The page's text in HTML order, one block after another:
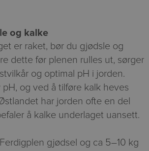
og kalke
er raket, bør du gjødsle og
dette før plenen rulles ut, sørger
og optimal pH i jorden.
pH, og ved å tilføre kalk heves
har jorden ofte en del
å kalke underlaget uansett.
gjødsel og ca 5–10 kg